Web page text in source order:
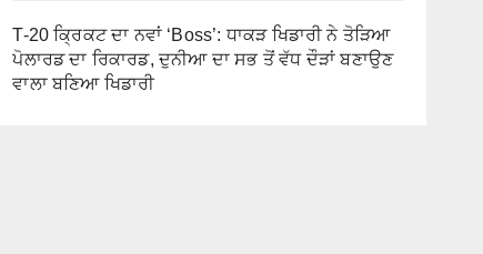
T-20 ਕ੍ਰਿਕਟ ਦਾ ਨਵਾਂ ‘Boss’: ਧਾਕੜ ਖਿਡਾਰੀ ਨੇ ਤੋੜਿਆ
ਪੋਲਾਰਡ ਦਾ ਰਿਕਾਰਡ, ਦੁਨੀਆ ਦਾ ਸਭ ਤੋਂ ਵੱਧ ਦੌੜਾਂ ਬਣਾਉਣ
ਵਾਲਾ ਬਣਿਆ ਖਿਡਾਰੀ